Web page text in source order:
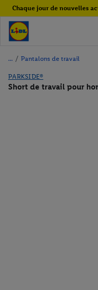
Chaque jour de nouvelles
/ Pantalons de travail
PARKSIDE®
Short de travail pour